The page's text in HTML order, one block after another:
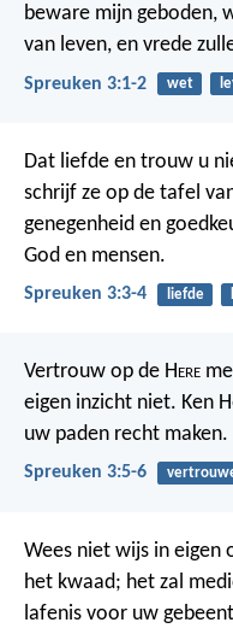
beware mijn geboden,
van leven, en vrede
Spreuken 3:1-2 wet
Dat liefde en trouw u
schrijf ze op de tafel
genegenheid en
God en mensen.
Spreuken 3:3-4 liefde
Vertrouw op de Here
eigen inzicht niet. Ken
uw paden recht maken.
Spreuken 3:5-6
Wees niet wijs in eigen
het kwaad; het zal
lafenis voor uw